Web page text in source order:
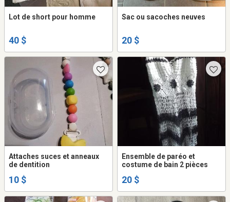
Lot de short pour homme
40 $
Sac ou sacoches neuves
20 $
Attaches suces et anneaux
de dentition
10 $
Ensemble de paréo et
costume de bain 2 pièces
20 $